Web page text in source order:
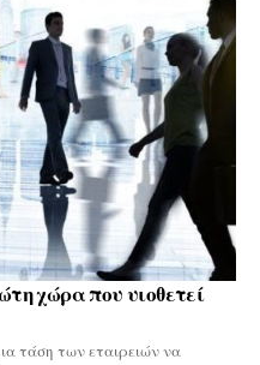
χώρα που υιοθετεί
τάση των εταιρειών να